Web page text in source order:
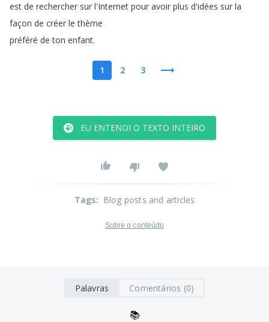
est de rechercher sur l'Internet pour avoir plus d'idées sur la
façon de créer le thème
préféré de ton enfant.
1 2 3
EU ENTENDI O TEXTO INTEIRO
Tags: Blog posts and articles
Sobre o conteúdo
Palavras Comentários (0)
📚